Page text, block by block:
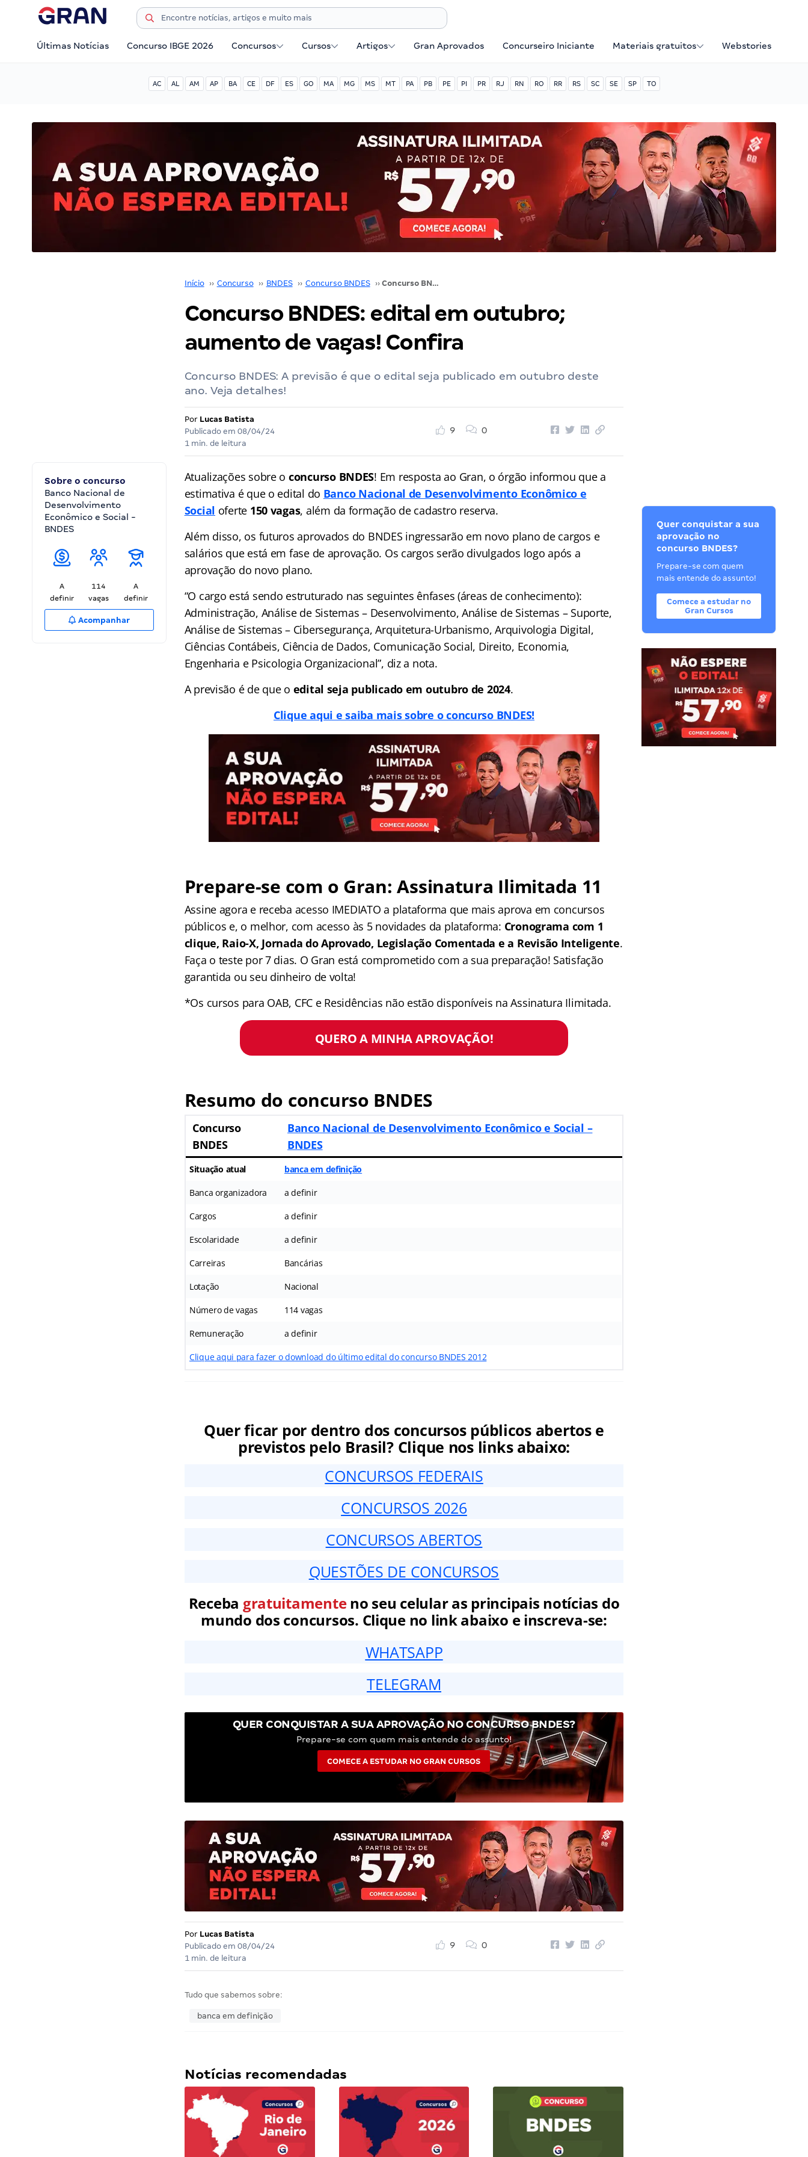
Últimas Notícias Concurso IBGE 2026 Concursos Cursos Artigos Gran Aprovados Concurseiro Iniciante Materiais gratuitos Webstories
AC AL AM AP BA CE DF ES GO MA MG MS MT PA PB PE PI PR RJ RN RO RR RS SC SE SP TO
Início ›› Concurso ›› BNDES ›› Concurso BNDES ›› Concurso BNDES: edital em outubro; aumento de vagas! Confira
Concurso BNDES: edital em outubro;
aumento de vagas! Confira
Concurso BNDES: A previsão é que o edital seja publicado em outubro deste
ano. Veja detalhes!
Por Lucas Batista
Publicado em 08/04/24
1 min. de leitura
9 0
Sobre o concurso
Banco Nacional de
Desenvolvimento
Econômico e Social -
BNDES
A
definir
114
vagas
A
definir
Acompanhar
Atualizações sobre o concurso BNDES! Em resposta ao Gran, o órgão informou que a
estimativa é que o edital do Banco Nacional de Desenvolvimento Econômico e
Social oferte 150 vagas, além da formação de cadastro reserva.
Além disso, os futuros aprovados do BNDES ingressarão em novo plano de cargos e
salários que está em fase de aprovação. Os cargos serão divulgados logo após a
aprovação do novo plano.
“O cargo está sendo estruturado nas seguintes ênfases (áreas de conhecimento):
Administração, Análise de Sistemas – Desenvolvimento, Análise de Sistemas – Suporte,
Análise de Sistemas – Cibersegurança, Arquitetura-Urbanismo, Arquivologia Digital,
Ciências Contábeis, Ciência de Dados, Comunicação Social, Direito, Economia,
Engenharia e Psicologia Organizacional”, diz a nota.
A previsão é de que o edital seja publicado em outubro de 2024.
Clique aqui e saiba mais sobre o concurso BNDES!
Prepare-se com o Gran: Assinatura Ilimitada 11
Assine agora e receba acesso IMEDIATO a plataforma que mais aprova em concursos
públicos e, o melhor, com acesso às 5 novidades da plataforma: Cronograma com 1
clique, Raio-X, Jornada do Aprovado, Legislação Comentada e a Revisão Inteligente.
Faça o teste por 7 dias. O Gran está comprometido com a sua preparação! Satisfação
garantida ou seu dinheiro de volta!
*Os cursos para OAB, CFC e Residências não estão disponíveis na Assinatura Ilimitada.
QUERO A MINHA APROVAÇÃO!
Resumo do concurso BNDES
Concurso
BNDES
Banco Nacional de Desenvolvimento Econômico e Social –
BNDES
Situação atual banca em definição
Banca organizadora a definir
Cargos a definir
Escolaridade a definir
Carreiras Bancárias
Lotação Nacional
Número de vagas 114 vagas
Remuneração a definir
Clique aqui para fazer o download do último edital do concurso BNDES 2012
Quer ficar por dentro dos concursos públicos abertos e
previstos pelo Brasil? Clique nos links abaixo:
CONCURSOS FEDERAIS
CONCURSOS 2026
CONCURSOS ABERTOS
QUESTÕES DE CONCURSOS
Receba gratuitamenteno seu celular as principais notícias do
mundo dos concursos. Clique no link abaixo e inscreva-se:
WHATSAPP
TELEGRAM
QUER CONQUISTAR A SUA APROVAÇÃO NO CONCURSO BNDES?
Prepare-se com quem mais entende do assunto!
COMECE A ESTUDAR NO GRAN CURSOS
Por Lucas Batista
Publicado em 08/04/24
1 min. de leitura
9 0
Tudo que sabemos sobre:
banca em definição
Notícias recomendadas
Quer conquistar a sua
aprovação no
concurso BNDES?
Prepare-se com quem
mais entende do assunto!
Comece a estudar no
Gran Cursos